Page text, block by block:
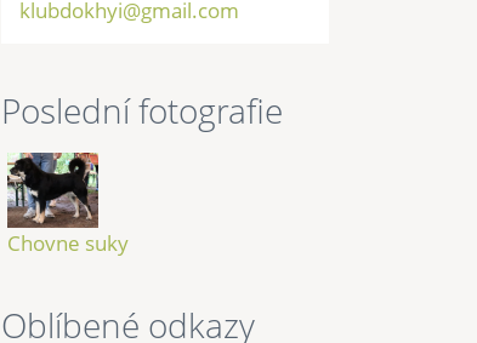
klubdokhyi@gmail.com
Poslední fotografie
Chovne suky
Oblíbené odkazy